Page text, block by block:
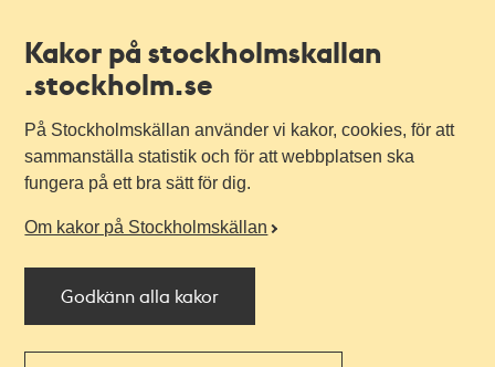
Kakor på stockholmskallan
.stockholm.se
På Stockholmskällan använder vi kakor, cookies, för att
sammanställa statistik och för att webbplatsen ska
fungera på ett bra sätt för dig.
Om kakor på Stockholmskällan
Godkänn alla kakor